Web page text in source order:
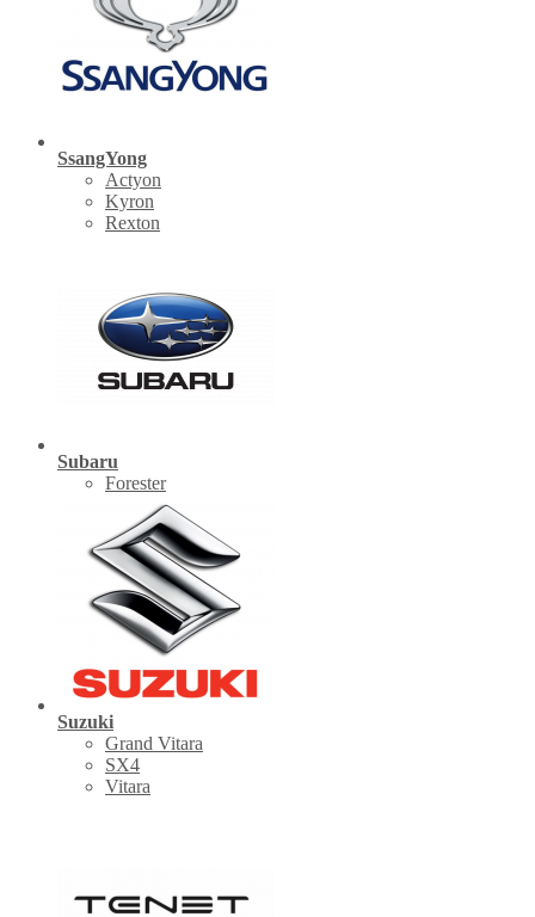
SsangYong
Actyon
Kyron
Rexton
Subaru
Forester
Suzuki
Grand Vitara
SX4
Vitara